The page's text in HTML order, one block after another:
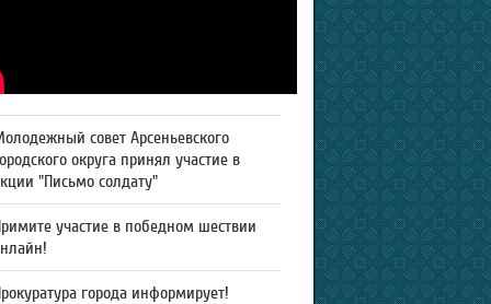
совет Арсеньевского
округа принял участие в
"Письмо солдату"
участие в победном шествии
города информирует!